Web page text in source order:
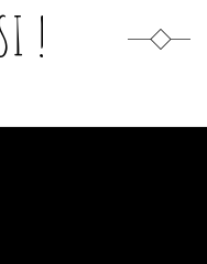
!